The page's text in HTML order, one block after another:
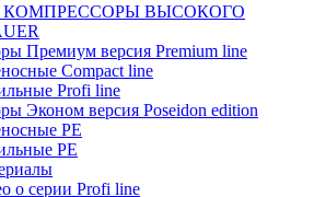
ВЫСОКОГО
Премиум версия Premium line
Compact line
Profi line
Эконом версия Poseidon edition
PE
PE
о серии Profi line